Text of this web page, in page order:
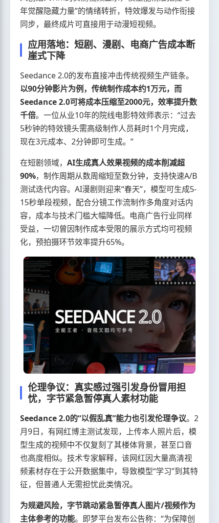
年觉醒隐藏力量”的情绪转折，特效爆发与动作衔接
同步，最终成片可直接用于动漫短视频。
应用落地：短剧、漫剧、电商广告成本断
崖式下降
Seedance 2.0的发布直接冲击传统视频生产链条。
以90分钟影片为例，传统制作成本约1万元，而
Seedance 2.0可将成本压缩至2000元，效率提升数
千倍。一位从业10年的院线电影特效师表示：“过去
5秒钟的特效镜头需高级制作人员耗时1个月完成，
现在3元成本、2分钟即可生成。”
在短剧领域， AI生成真人效果视频的成本削减超
90%，制作周期从数周缩短至数分钟，支持快速A/B
测试迭代内容。AI漫剧则迎来“春天”，模型可生成5-
15秒单段视频，配合分镜工作流制作多角度对话内
容，成本与技术门槛大幅降低。电商广告行业同样
受益，一切曾因制作成本受限的展示方式均可视频
化，预拍摄环节效率提升65%。
伦理争议：真实感过强引发身份冒用担
忧，字节紧急暂停真人素材功能
Seedance 2.0的“以假乱真”能力也引发伦理争议。2
月9日，有网红博主测试发现，上传本人照片后，模
型生成的视频中不仅复刻了其楼体背景，甚至口音
也高度相似。技术专家解释，该网红因大量高清视
频素材存在于公开数据集中，导致模型“学习”到其特
征，但普通人无需担忧此类情况。
为规避风险，字节跳动紧急暂停真人图片/视频作为
主体参考的功能。即梦平台发布公告称：“为保障创